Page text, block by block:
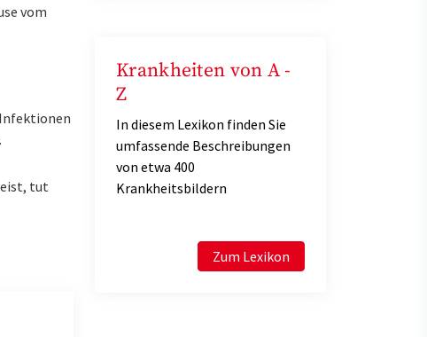
vom
tut
Krankheiten von A -
Z
In diesem Lexikon finden Sie
umfassende Beschreibungen
von etwa 400
Krankheitsbildern
Zum Lexikon